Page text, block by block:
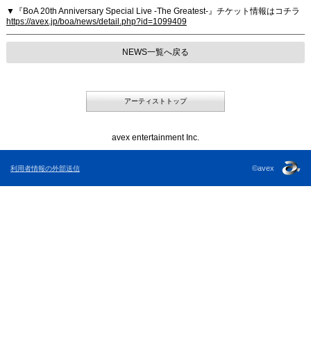
▼『BoA 20th Anniversary Special Live -The Greatest-』チケット情報はコチラ
https://avex.jp/boa/news/detail.php?id=1099409
NEWS一覧へ戻る
アーティストトップ
avex entertainment Inc.
利用者情報の外部送信 ©avex